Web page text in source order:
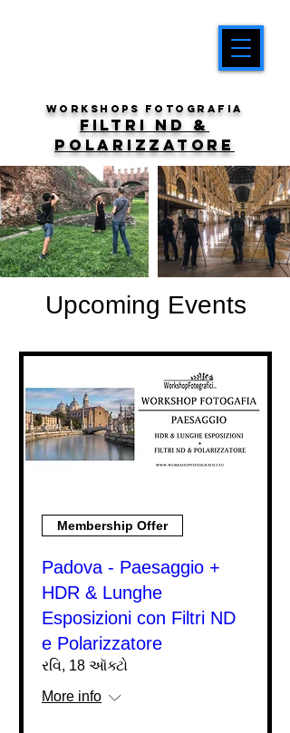
workshops fotografia
filtri nd &
polarizzatore
Upcoming Events
Membership Offer
Padova - Paesaggio +
HDR & Lunghe
Esposizioni con Filtri ND
e Polarizzatore
રવિ, 18 ઑક્ટો
More info